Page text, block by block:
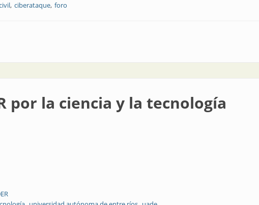
ciberataque foro
por la ciencia y la tecnología